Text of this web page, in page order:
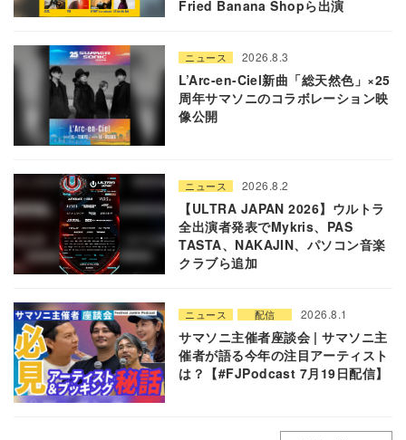
Fried Banana Shopら出演
ニュース 2026.8.3
L’Arc-en-Ciel新曲「総天然色」×25
周年サマソニのコラボレーション映
像公開
ニュース 2026.8.2
【ULTRA JAPAN 2026】ウルトラ
全出演者発表でMykris、PAS
TASTA、NAKAJIN、パソコン音楽
クラブら追加
ニュース 配信 2026.8.1
サマソニ主催者座談会 | サマソニ主
催者が語る今年の注目アーティスト
は？【#FJPodcast 7月19日配信】